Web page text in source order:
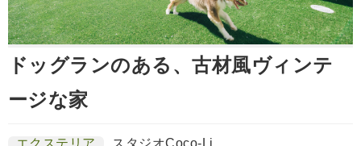
ドッグランのある、古材風ヴィンテ
ージな家